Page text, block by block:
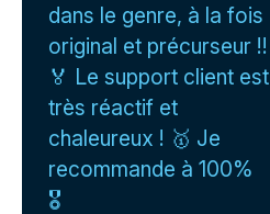
dans le genre, à la fois
original et précurseur !!
🏅 Le support client est
très réactif et
chaleureux ! 🥇 Je
recommande à 100%
🎖️